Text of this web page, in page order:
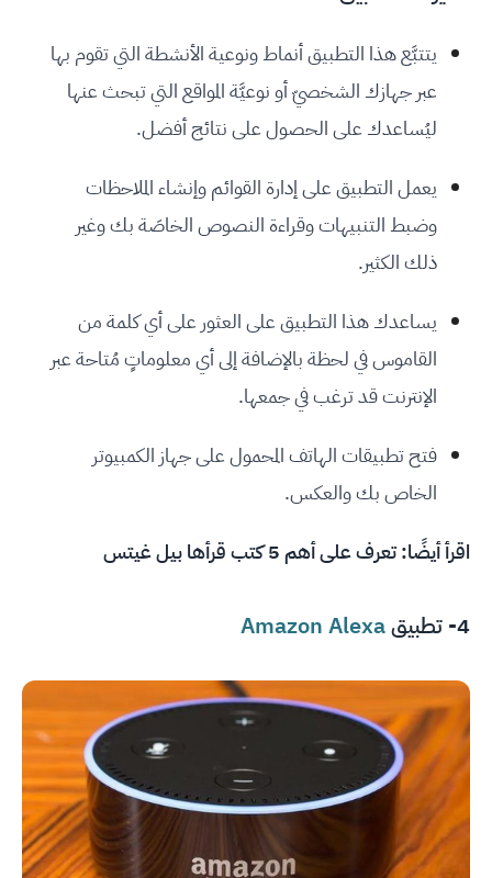
يتتبَّع هذا التطبيق أنماط ونوعية الأنشطة التي تقوم بها
عبر جهازك الشخصيّ أو نوعيَّة المواقع التي تبحث عنها
ليُساعدك على الحصول على نتائج أفضل.
يعمل التطبيق على إدارة القوائم وإنشاء الملاحظات
وضبط التنبيهات وقراءة النصوص الخاصَة بك وغير
ذلك الكثير.
يساعدك هذا التطبيق على العثور على أي كلمة من
القاموس في لحظة بالإضافة إلى أي معلوماتٍ مُتاحة عبر
الإنترنت قد ترغب في جمعها.
فتح تطبيقات الهاتف المحمول على جهاز الكمبيوتر
الخاص بك والعكس.
اقرأ أيضًا:تعرف على أهم 5 كتب قرأها بيل غيتس
4- تطبيق